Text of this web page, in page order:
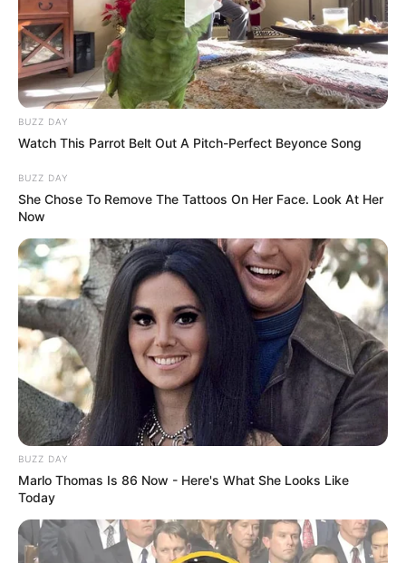
Mucsi Zoltán nemcsak kollégát veszített, hanem
régi barátot, alkotótársat, szinte testvért. A két
színész neve évtizedek óta összeforrt a magyar
filmjeiben Kapa és Pepe párosaként váltak
legendává.
BUZZ DAY
Watch This Parrot Belt Out A Pitch-Perfect Beyonce Song
BUZZ DAY
She Chose To Remove The Tattoos On Her Face. Look At Her
Now
BUZZ DAY
Marlo Thomas Is 86 Now - Here's What She Looks Like
Today